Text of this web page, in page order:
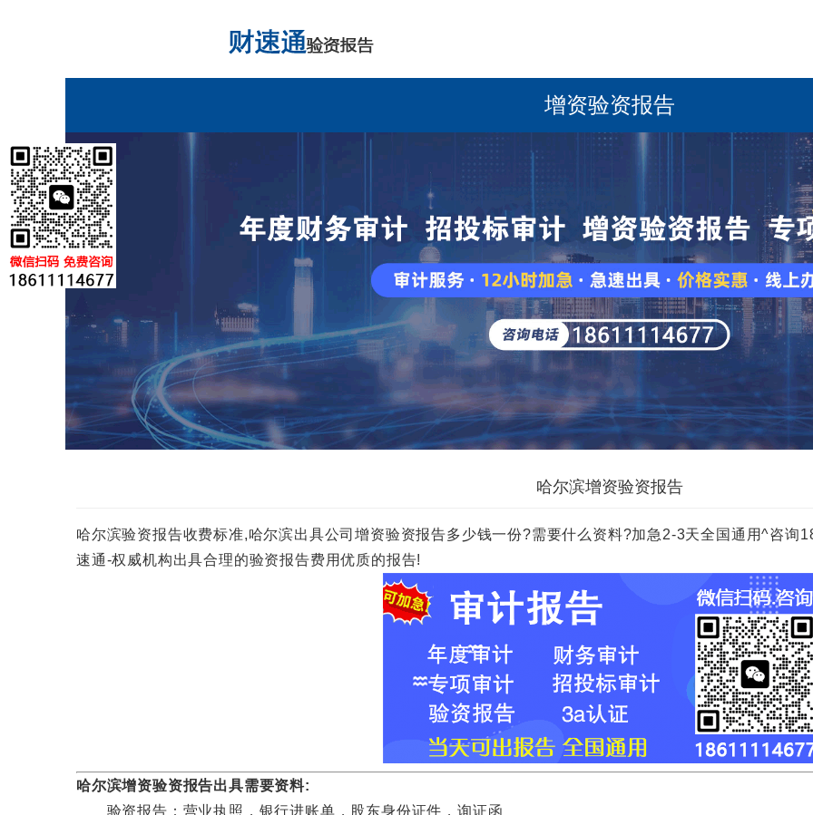
增资验资报告
哈尔滨增资验资报告
哈尔滨验资报告收费标准,哈尔滨出具公司增资验资报告多少钱一份?需要什么资料?加急2-3天全国通用^咨
速通-权威机构出具合理的验资报告费用优质的报告!
哈尔滨增资验资报告出具需要资料:
验资报告：营业执照，银行进账单，股东身份证件，询证函